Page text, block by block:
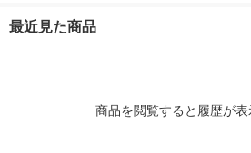
最近見た商品
商品を閲覧すると履歴が